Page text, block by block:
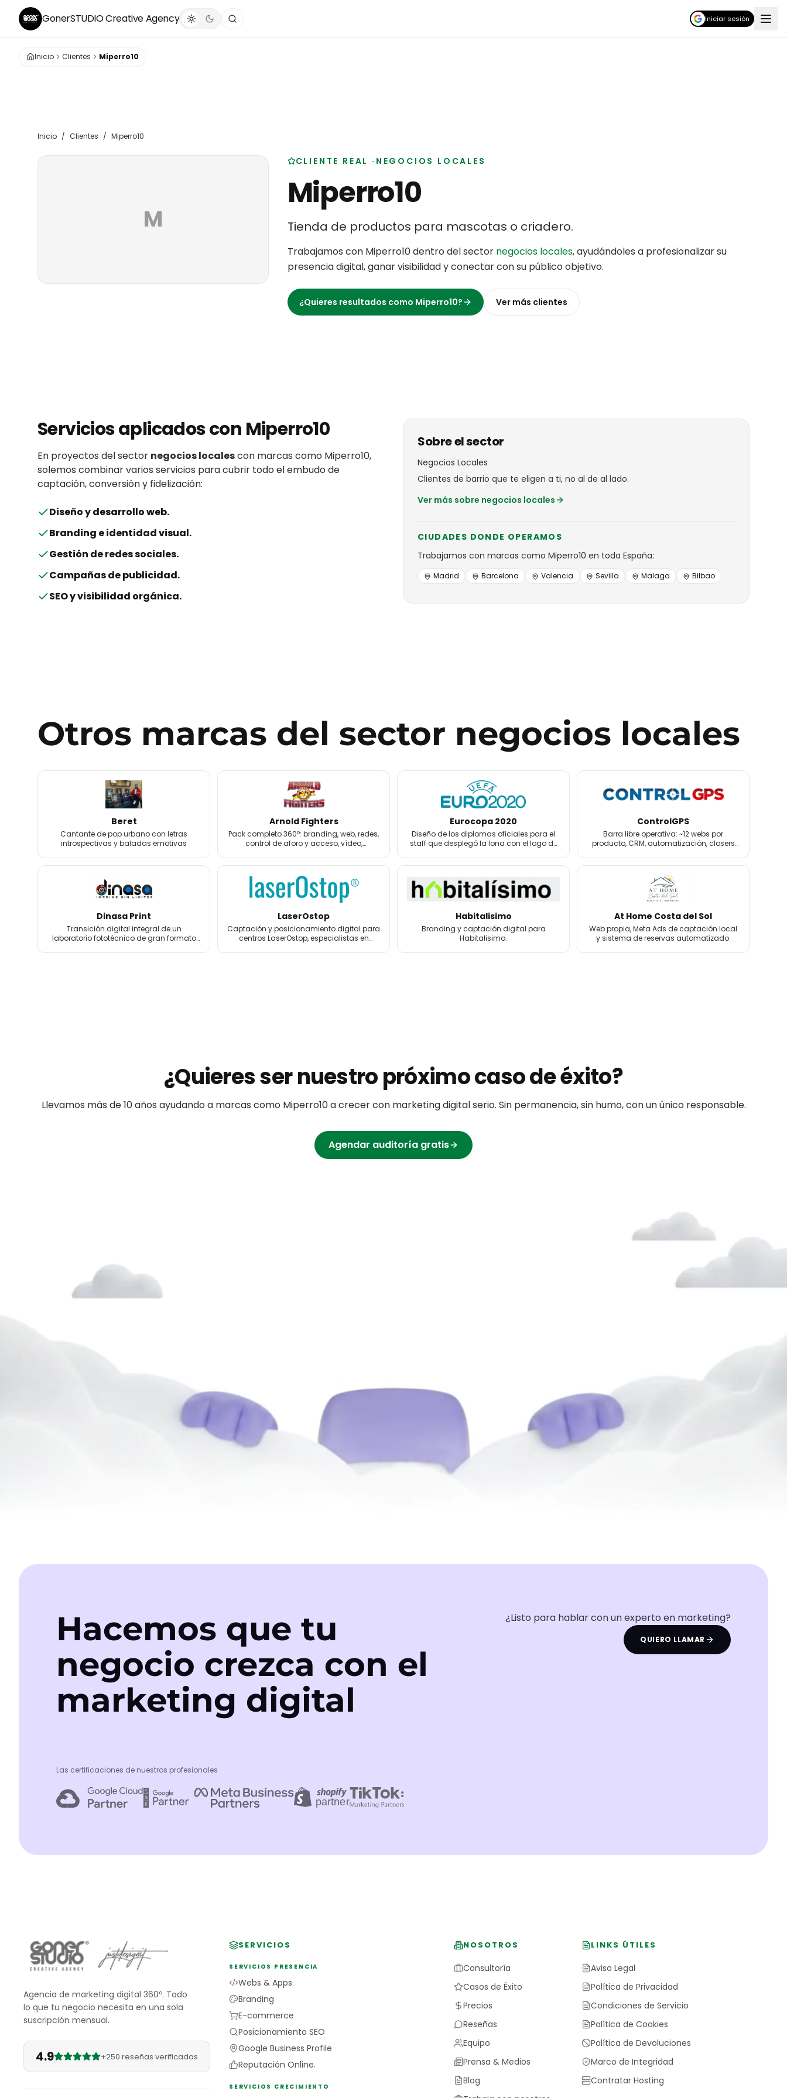
GonerSTUDIOCreative Agency Iniciar sesión
Inicio Clientes Miperro10
Inicio / Clientes / Miperro10
M
CLIENTE REAL · NEGOCIOS LOCALES
Miperro10
Tienda de productos para mascotas o criadero.
Trabajamos con Miperro10dentro del sector negocios locales,ayudándoles a profesionalizar su
presencia digital, ganar visibilidad y conectar con su público objetivo.
¿Quieres resultados como Miperro10? Ver más clientes
Servicios aplicados con Miperro10
En proyectos del sector negocios localescon marcas como Miperro10,
solemos combinar varios servicios para cubrir todo el embudo de
captación, conversión y fidelización:
Diseño y desarrollo web.
Branding e identidad visual.
Gestión de redes sociales.
Campañas de publicidad.
SEO y visibilidad orgánica.
Sobre el sector
Negocios Locales
Clientes de barrio que te eligen a ti, no al de al lado.
Ver más sobre negocios locales
CIUDADES DONDE OPERAMOS
Trabajamos con marcas como Miperro10 en toda España:
Madrid Barcelona Valencia Sevilla Malaga Bilbao
Otros marcas del sector negocios locales
Beret
Cantante de pop urbano con letras
introspectivas y baladas emotivas
Arnold Fighters
Pack completo 360º: branding, web, redes,
control de aforo y acceso, vídeo,
Eurocopa 2020
Diseño de los diplomas oficiales para el
staff que desplegó la lona con el logo de
ControlGPS
Barra libre operativa: ~12 webs por
producto, CRM, automatización, closers
Dinasa Print
Transición digital integral de un
laboratorio fototécnico de gran formato
LaserOstop
Captación y posicionamiento digital para
centros LaserOstop, especialistas en
Habitalisimo
Branding y captación digital para
Habitalisimo.
At Home Costa del Sol
Web propia, Meta Ads de captación local
y sistema de reservas automatizado.
¿Quieres ser nuestro próximo caso de éxito?
Llevamos más de 10 años ayudando a marcas como Miperro10a crecer con marketing digital serio. Sin permanencia, sin humo, con un único responsable.
Agendar auditoría gratis
Hacemos que tu
negocio crezca con el
marketing digital
¿Listo para hablar con un experto en marketing?
QUIERO LLAMAR
Las certificaciones de nuestros profesionales
Agencia de marketing digital 360º. Todo
lo que tu negocio necesita en una sola
suscripción mensual.
4.9 +250 reseñas verificadas
SERVICIOS
SERVICIOS PRESENCIA
Webs & Apps
Branding
E-commerce
Posicionamiento SEO
Google Business Profile
Reputación Online.
SERVICIOS CRECIMIENTO
NOSOTROS
Consultoría
Casos de Éxito
Precios
Reseñas
Equipo
Prensa & Medios
Blog
LINKS ÚTILES
Aviso Legal
Política de Privacidad
Condiciones de Servicio
Política de Cookies
Política de Devoluciones
Marco de Integridad
Contratar Hosting